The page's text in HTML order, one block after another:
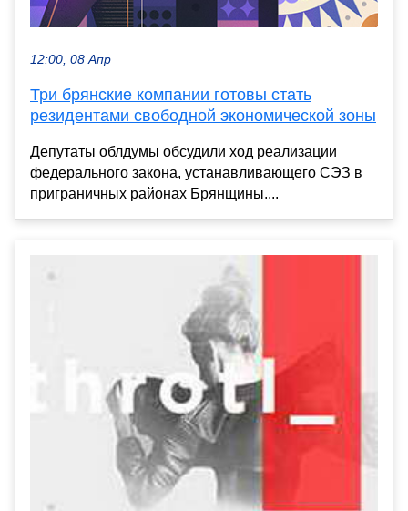
12:00, 08 Апр
Три брянские компании готовы стать
резидентами свободной экономической зоны
Депутаты облдумы обсудили ход реализации
федерального закона, устанавливающего СЭЗ в
приграничных районах Брянщины....